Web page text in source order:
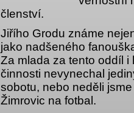
členství.
Jiřího Grodu známe
jako nadšeného
Za mlada za tento oddíl
činnosti nevynechal
sobotu, nebo neděli
Žimrovic na fotbal.